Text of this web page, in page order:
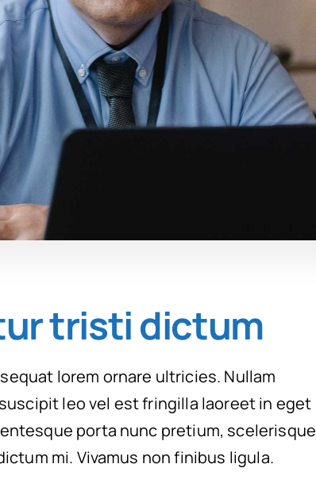
tristi dictum
lorem ornare ultricies. Nullam
leo vel est fringilla laoreet in eget
porta nunc pretium, scelerisque
mi. Vivamus non finibus ligula.